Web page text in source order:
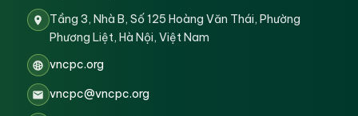
Tầng 3, Nhà B, Số 125 Hoàng Văn Thái, Phường
Phương Liệt, Hà Nội, Việt Nam
vncpc.org
vncpc@vncpc.org